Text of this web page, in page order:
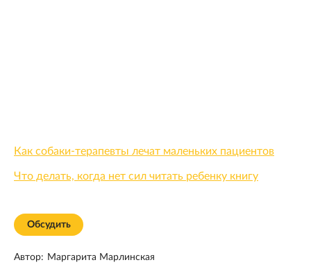
Как собаки-терапевты лечат маленьких пациентов
Что делать, когда нет сил читать ребенку книгу
Обсудить
Автор: Маргарита Марлинская